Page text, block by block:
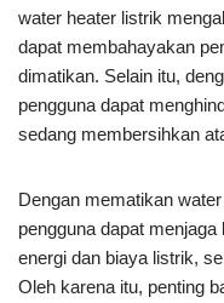
water heater listrik
dapat membahayakan
dimatikan. Selain itu,
pengguna dapat
sedang membersihkan
Dengan mematikan
pengguna dapat
energi dan biaya listrik,
Oleh karena itu, penting